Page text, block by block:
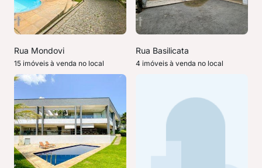
Rua Mondovi
15 imóveis à venda no local
Rua Basilicata
4 imóveis à venda no local